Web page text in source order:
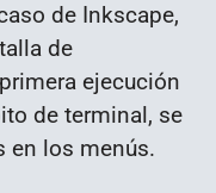
de Inkscape,
de
ejecución
de terminal, se
en los menús.